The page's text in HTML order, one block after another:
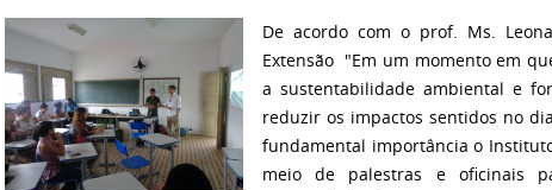
De acordo com o prof. Ms.
Extensão "Em um momento em
a sustentabilidade ambiental e
reduzir os impactos sentidos no
fundamental importância o
meio de palestras e oficinais